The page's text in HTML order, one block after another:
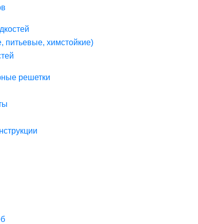
питьевые, химстойкие)
решетки